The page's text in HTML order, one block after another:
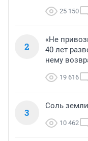
25 150
2
«Не
40 лет
нему
19 616
3
Соль
10 462